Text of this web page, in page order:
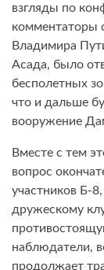
взгляды по
комментаторы
Владимира
Асада, было
бесполетных
что и дальше
вооружение
Вместе с тем
вопрос
участников Б-
дружескому
наблюдатели,
продолжает